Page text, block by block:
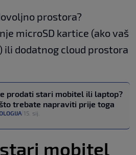
prostora?
microSD kartice (ako vaš
ili dodatnog cloud prostora
prodati stari mobitel ili laptop?
trebate napraviti prije toga
15. sij.
mobitel